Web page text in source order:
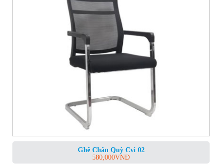
Ghế Chân Quỳ Cvi 02
580,000VNĐ